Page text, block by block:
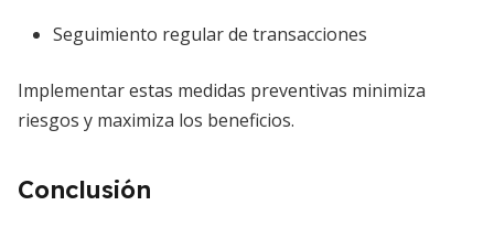
Seguimiento regular de transacciones
Implementar estas medidas preventivas minimiza
riesgos y maximiza los beneficios.
Conclusión